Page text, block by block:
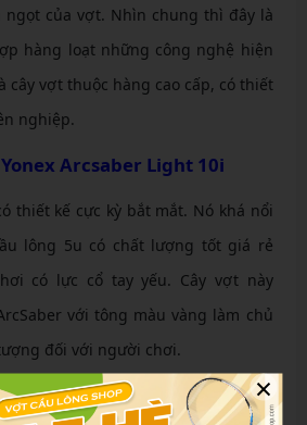
của vợt. Nhìn chung thì đây là
hàng loạt những công nghệ hiện
cây vợt thuộc hàng cao cấp, có thiết
nghiệp.
Arcsaber Light 10i
thiết kế cực kỳ bắt mắt. Nó khá nổi
lông 5u có chất lượng tốt giá rẻ
có lực cổ tay yếu. Cây vợt này
với tông màu vàng làm chủ
đối với người chơi.
cho người chơi cầu lông một cây
×